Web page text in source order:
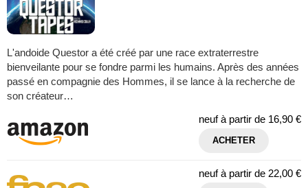
L'andoide Questor a été créé par une race extraterrestre
bienveilante pour se fondre parmi les humains. Après des années
passé en compagnie des Hommes, il se lance à la recherche de
son créateur…
neuf à partir de 16,90 €
ACHETER
neuf à partir de 22,00 €